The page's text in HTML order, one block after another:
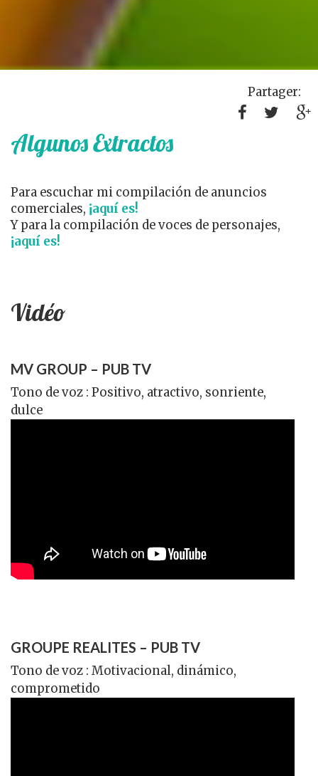
Partager:
Algunos Extractos
Para escuchar mi compilación de anuncios
comerciales, ¡aquí es!
Y para la compilación de voces de personajes,
¡aquí es!
Vidéo
MV GROUP – PUB TV
Tono de voz : Positivo, atractivo, sonriente,
dulce
GROUPE REALITES – PUB TV
Tono de voz : Motivacional, dinámico,
comprometido